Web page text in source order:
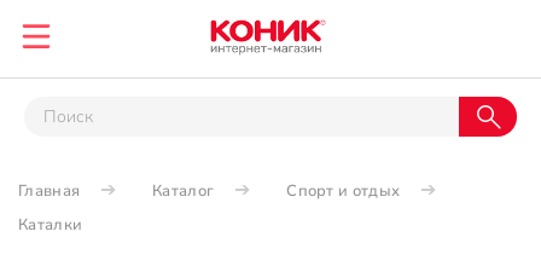
Главная Каталог
Спорт и отдых
Каталки